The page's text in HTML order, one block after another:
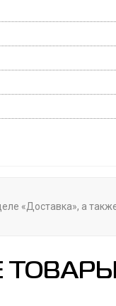
«Доставка», а
ТОВАРЫ